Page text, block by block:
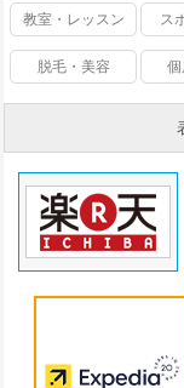
教室・レッスン
ス
脱毛・美容